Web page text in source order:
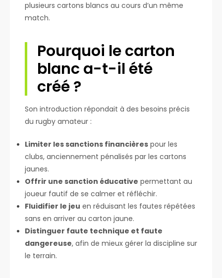
plusieurs cartons blancs au cours d’un même
match.
Pourquoi le carton
blanc a-t-il été
créé ?
Son introduction répondait à des besoins précis
du rugby amateur :
Limiter les sanctions financières pour les
clubs, anciennement pénalisés par les cartons
jaunes.
Offrir une sanction éducative permettant au
joueur fautif de se calmer et réfléchir.
Fluidifier le jeu en réduisant les fautes répétées
sans en arriver au carton jaune.
Distinguer faute technique et faute
dangereuse, afin de mieux gérer la discipline sur
le terrain.